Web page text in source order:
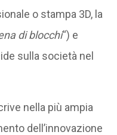
o stampa 3D, la
di blocchi“) e
sulla società nel
nella più ampia
dell’innovazione